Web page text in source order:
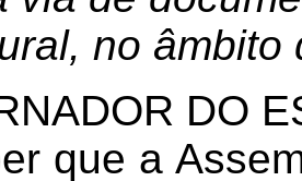
no âmbito
DO
que a